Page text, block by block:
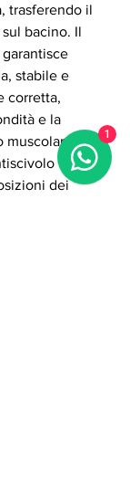
trasferendo il
bacino. Il
stabile e
corretta,
e la
dei
1